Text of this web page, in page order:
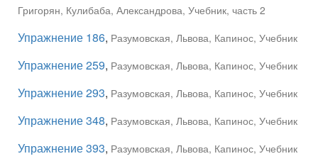
Григорян, Кулибаба, Александрова, Учебник, часть 2
Упражнение 186, Разумовская, Львова, Капинос, Учебник
Упражнение 259, Разумовская, Львова, Капинос, Учебник
Упражнение 293, Разумовская, Львова, Капинос, Учебник
Упражнение 348, Разумовская, Львова, Капинос, Учебник
Упражнение 393, Разумовская, Львова, Капинос, Учебник